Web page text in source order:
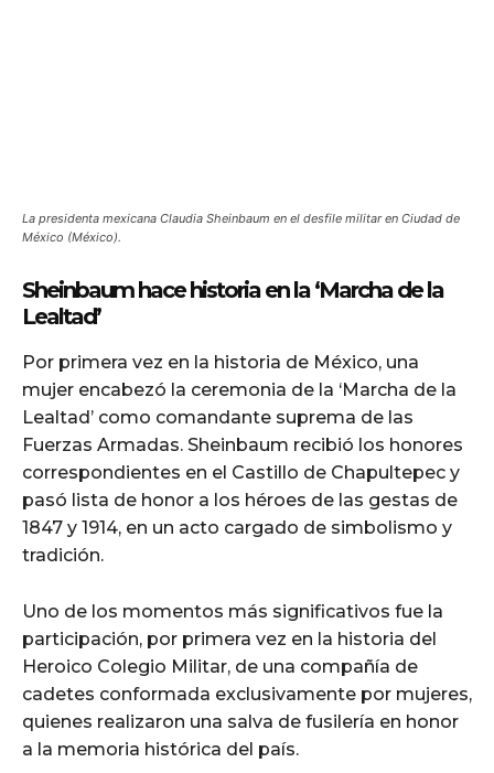
La presidenta mexicana Claudia Sheinbaum en el desfile militar en Ciudad de
México (México).
Sheinbaum hace historia en la ‘Marcha de la
Lealtad’
Por primera vez en la historia de México, una
mujer encabezó la ceremonia de la ‘Marcha de la
Lealtad’ como comandante suprema de las
Fuerzas Armadas. Sheinbaum recibió los honores
correspondientes en el Castillo de Chapultepec y
pasó lista de honor a los héroes de las gestas de
1847 y 1914, en un acto cargado de simbolismo y
tradición.
Uno de los momentos más significativos fue la
participación, por primera vez en la historia del
Heroico Colegio Militar, de una compañía de
cadetes conformada exclusivamente por mujeres,
quienes realizaron una salva de fusilería en honor
a la memoria histórica del país.